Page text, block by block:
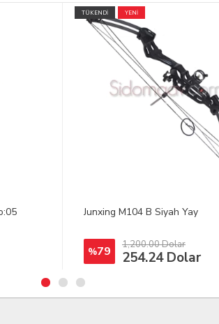
YENİ
Cz 70 Çek Vizör Tabanca
%98 1,200.00 Dolar
26.00 Dolar